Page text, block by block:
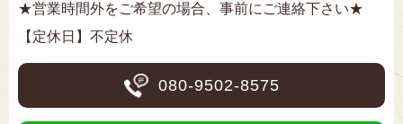
★営業時間外をご希望の場合、事前にご連絡下さい★
【定休日】不定休
080-9502-8575